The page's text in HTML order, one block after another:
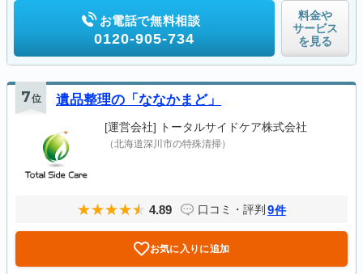
お電話で無料相談
0120-905-734
料金や
サービス
を見る
7位 遺品整理の「ななかまど」
[運営会社] トータルサイドケア株式会社
（北海道深川市の特殊清掃）
4.89 口コミ・評判 9件
お気に入りに追加